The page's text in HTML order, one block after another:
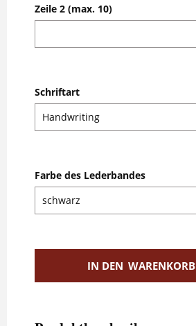
Zeile 2 (max. 10)
Schriftart
Farbe des Lederbandes
IN DEN WARENKORB